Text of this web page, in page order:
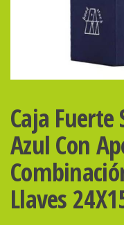
Caja
Azul Con
Llaves